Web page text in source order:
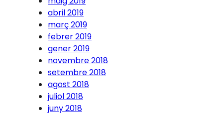
abril 2019
març 2019
febrer 2019
gener 2019
novembre 2018
setembre 2018
agost 2018
juliol 2018
juny 2018